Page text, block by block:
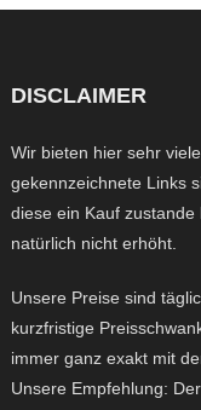
DISCLAIMER
Wir bieten hier sehr
gekennzeichnete Links
diese ein Kauf
natürlich nicht erhöht.
Unsere Preise sind
kurzfristige
immer ganz exakt mit
Unsere Empfehlung: